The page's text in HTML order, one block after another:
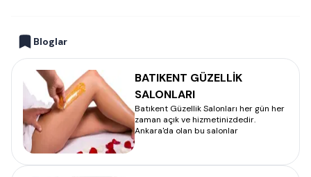
Bloglar
BATIKENT GÜZELLİK
SALONLARI
Batıkent Güzellik Salonları her gün her
zaman açık ve hizmetinizdedir.
Ankara'da olan bu salonlar